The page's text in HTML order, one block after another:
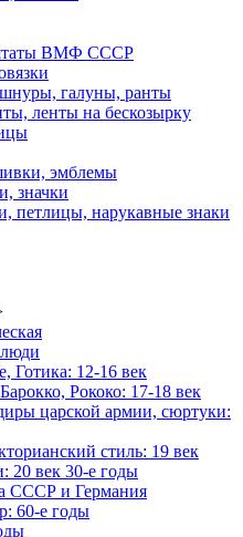
ВМФ СССР
галуны, ранты
ленты на бескозырку
эмблемы
значки
петлицы, нарукавные знаки
Готика: 12-16 век
Рококо: 17-18 век
царской армии, сюртуки:
стиль: 19 век
20 век 30-е годы
СССР и Германия
60-е годы